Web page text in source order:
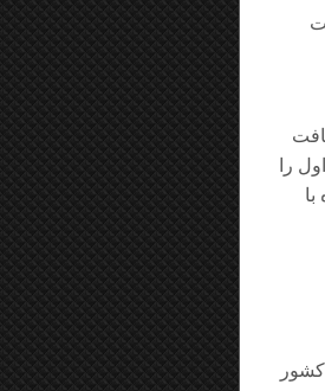
راه اول را